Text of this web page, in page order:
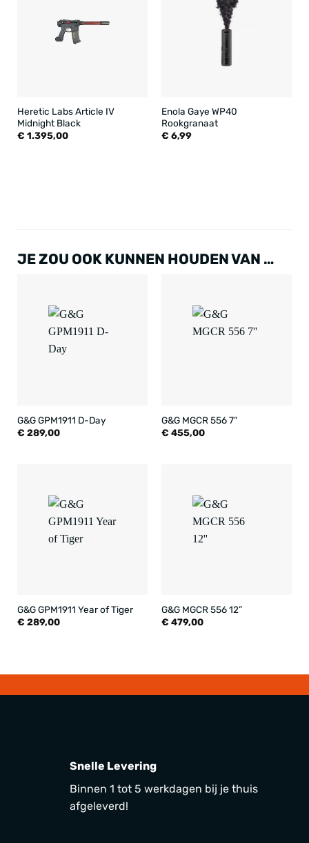
Heretic Labs Article IV
Midnight Black
€ 1.395,00
Enola Gaye WP40
Rookgranaat
€ 6,99
JE ZOU OOK KUNNEN HOUDEN VAN …
G&G GPM1911 D-Day
€ 289,00
G&G MGCR 556 7”
€ 455,00
G&G GPM1911 Year of Tiger
€ 289,00
G&G MGCR 556 12”
€ 479,00
Snelle Levering
Binnen 1 tot 5 werkdagen bij je thuis
afgeleverd!